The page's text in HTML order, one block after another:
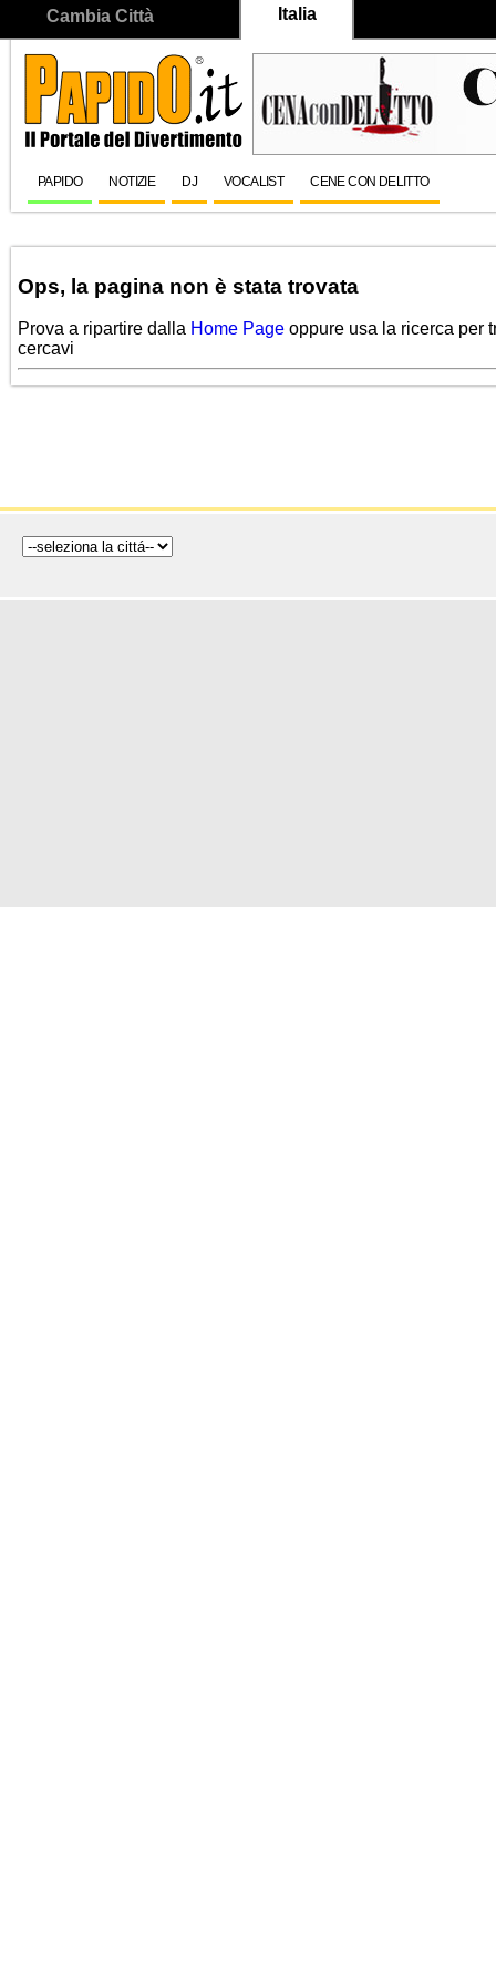
Cambia Città Italia
PAPIDO NOTIZIE DJ VOCALIST CENE CON DELITTO
Ops, la pagina non è stata trovata
Prova a ripartire dalla Home Page oppure usa la ricerca per
cercavi